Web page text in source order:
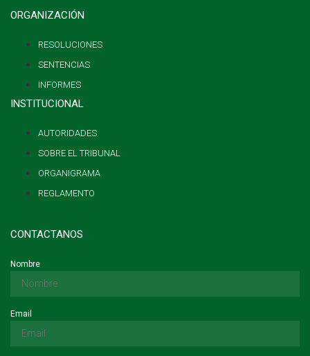
ORGANIZACIÓN
RESOLUCIONES
SENTENCIAS
INFORMES
INSTITUCIONAL
AUTORIDADES
SOBRE EL TRIBUNAL
ORGANIGRAMA
REGLAMENTO
CONTACTANOS
Nombre
Email